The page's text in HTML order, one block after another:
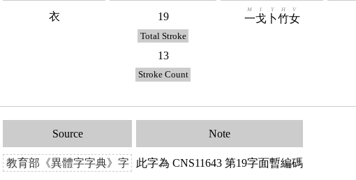
衣 19
Total Stroke
13
Stroke Count
一
M
戈
I
卜
Y
竹
H
女
V
Source
教育部《異體字字典》字
Note
此字為 CNS11643 第19字面暫編碼